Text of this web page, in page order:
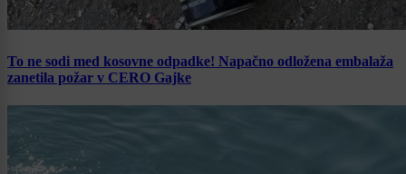
To ne sodi med kosovne odpadke! Napačno odložena embalaža
zanetila požar v CERO Gajke